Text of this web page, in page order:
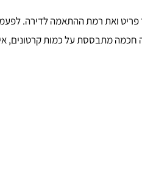
ואת רמת ההתאמה לדירה.
חכמה מתבססת על כמות